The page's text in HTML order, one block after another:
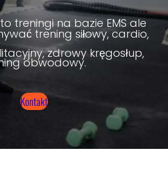
treningi na bazie EMS ale
trening siłowy, cardio,
zdrowy kręgosłup,
obwodowy.
Kontakt